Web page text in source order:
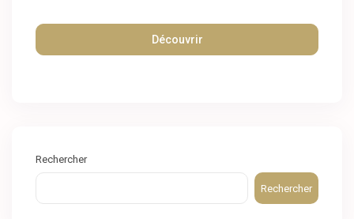
Découvrir
Rechercher
Rechercher